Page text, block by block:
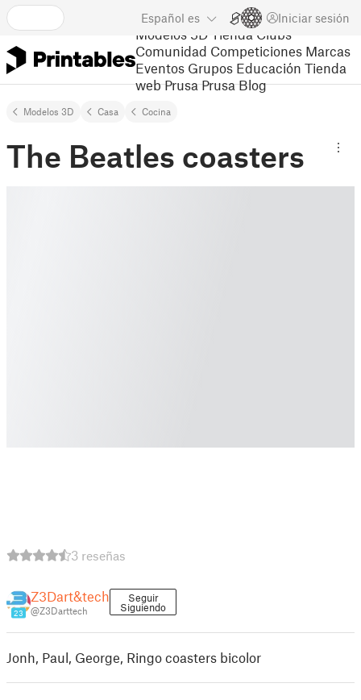
Español es Iniciar sesión
Modelos 3D Tienda Clubs
Comunidad Competiciones Marcas
Eventos Grupos Educación Tienda
web Prusa Prusa Blog
Modelos 3D Casa Cocina
The Beatles coasters
3 reseñas
23
Z3Dart&tech
@Z3Darttech
Seguir
Siguiendo
Jonh, Paul, George, Ringo coasters bicolor